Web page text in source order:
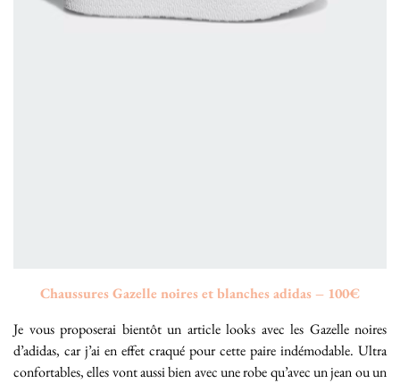
Chaussures Gazelle noires et blanches adidas – 100€
Je vous proposerai bientôt un article looks avec les Gazelle noires
d’adidas, car j’ai en effet craqué pour cette paire indémodable. Ultra
confortables, elles vont aussi bien avec une robe qu’avec un jean ou un